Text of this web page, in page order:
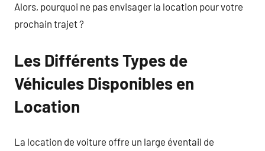
Alors, pourquoi ne pas envisager la location pour votre
prochain trajet ?
Les Différents Types de
Véhicules Disponibles en
Location
La location de voiture offre un large éventail de